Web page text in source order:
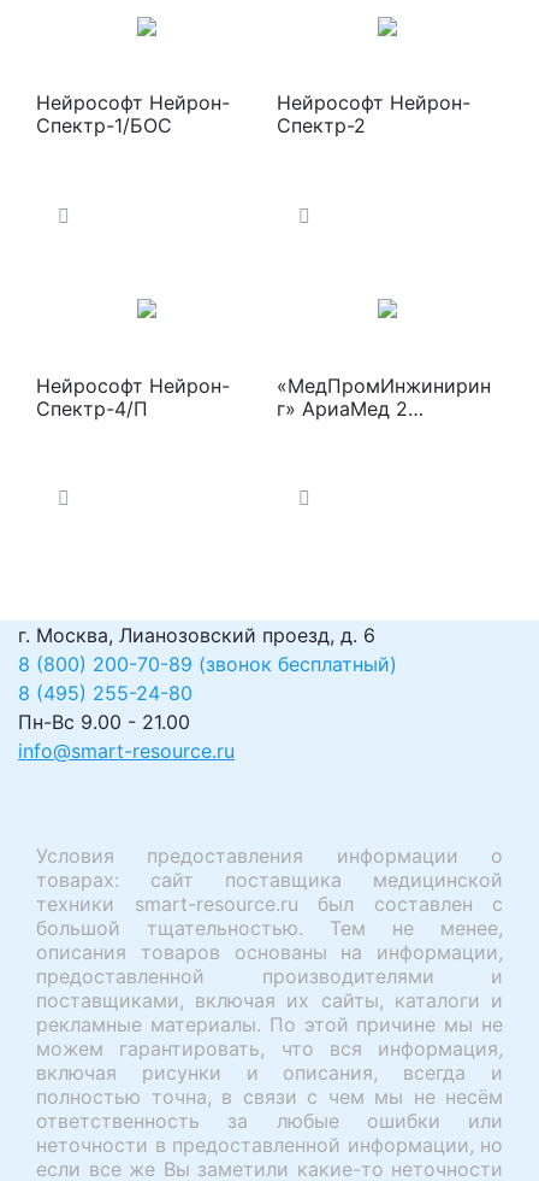
Нейрософт Нейрон-
Спектр-1/БОС
Нейрософт Нейрон-
Спектр-2
Нейрософт Нейрон-
Спектр-4/П
«МедПромИнжинирин
г» АриаМед 2
г. Москва, Лианозовский проезд, д. 6
8 (800) 200-70-89 (звонок бесплатный)
8 (495) 255-24-80
Пн-Вс 9.00 - 21.00
info@smart-resource.ru
Условия предоставления информации о
товарах: сайт поставщика медицинской
техники smart-resource.ru был составлен с
большой тщательностью. Тем не менее,
описания товаров основаны на информации,
предоставленной производителями и
поставщиками, включая их сайты, каталоги и
рекламные материалы. По этой причине мы не
можем гарантировать, что вся информация,
включая рисунки и описания, всегда и
полностью точна, в связи с чем мы не несём
ответственность за любые ошибки или
неточности в предоставленной информации, но
если все же Вы заметили какие-то неточности